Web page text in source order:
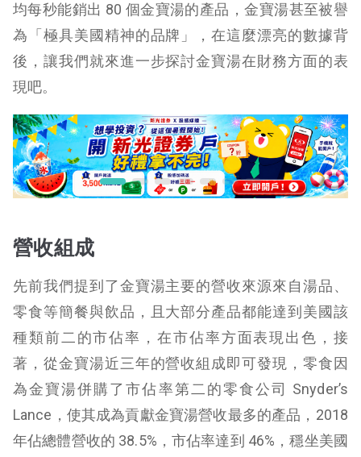
均每秒能銷出 80 個金寶湯的產品，金寶湯甚至被譽
為「極具美國精神的品牌」，在這麼漂亮的數據背
後，讓我們就來進一步探討金寶湯在財務方面的表
現吧。
營收組成
先前我們提到了金寶湯主要的營收來源來自湯品、
零食等簡餐與飲品，且大部分產品都能達到美國該
種類前二的市佔率，在市佔率方面表現出色，接
著，從金寶湯近三年的營收組成即可發現，零食因
為金寶湯併購了市佔率第二的零食公司 Snyder’s
Lance，使其成為貢獻金寶湯營收最多的產品，2018
年佔總體營收的 38.5%，市佔率達到 46%，穩坐美國